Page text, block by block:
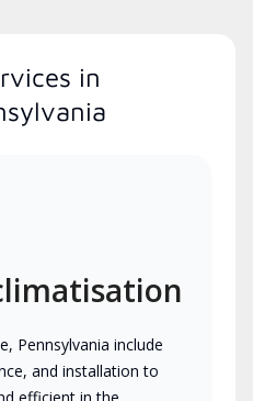
in
Pennsylvania include
and installation to